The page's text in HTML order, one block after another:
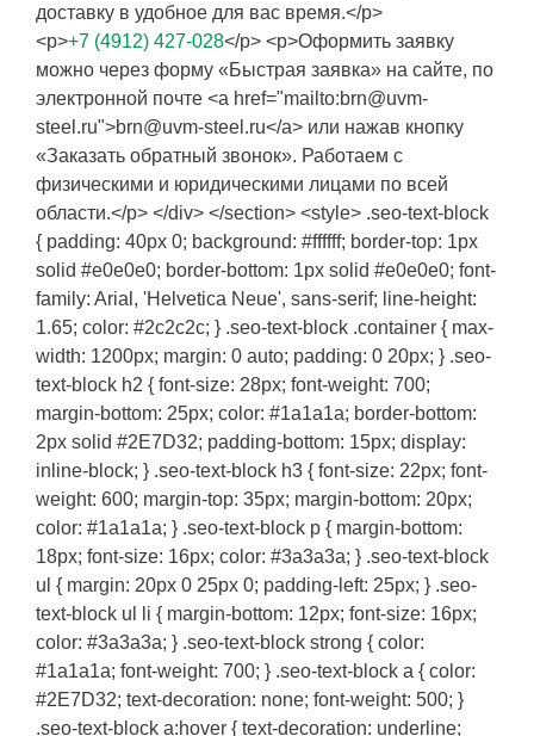
доставку в удобное для вас время.</p>
<p>+7 (4912) 427-028</p> <p>Оформить заявку
можно через форму «Быстрая заявка» на сайте, по
электронной почте <a href="mailto:brn@uvm-
steel.ru">brn@uvm-steel.ru</a> или нажав кнопку
«Заказать обратный звонок». Работаем с
физическими и юридическими лицами по всей
области.</p> </div> </section> <style> .seo-text-block
{ padding: 40px 0; background: #ffffff; border-top: 1px
solid #e0e0e0; border-bottom: 1px solid #e0e0e0; font-
family: Arial, 'Helvetica Neue', sans-serif; line-height:
1.65; color: #2c2c2c; } .seo-text-block .container { max-
width: 1200px; margin: 0 auto; padding: 0 20px; } .seo-
text-block h2 { font-size: 28px; font-weight: 700;
margin-bottom: 25px; color: #1a1a1a; border-bottom:
2px solid #2E7D32; padding-bottom: 15px; display:
inline-block; } .seo-text-block h3 { font-size: 22px; font-
weight: 600; margin-top: 35px; margin-bottom: 20px;
color: #1a1a1a; } .seo-text-block p { margin-bottom:
18px; font-size: 16px; color: #3a3a3a; } .seo-text-block
ul { margin: 20px 0 25px 0; padding-left: 25px; } .seo-
text-block ul li { margin-bottom: 12px; font-size: 16px;
color: #3a3a3a; } .seo-text-block strong { color:
#1a1a1a; font-weight: 700; } .seo-text-block a { color:
#2E7D32; text-decoration: none; font-weight: 500; }
.seo-text-block a:hover { text-decoration: underline;